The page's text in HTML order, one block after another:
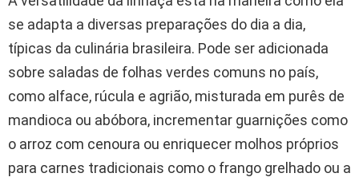
se adapta a diversas preparações do dia a dia,
típicas da culinária brasileira. Pode ser adicionada
sobre saladas de folhas verdes comuns no país,
como alface, rúcula e agrião, misturada em purês de
mandioca ou abóbora, incrementar guarnições como
o arroz com cenoura ou enriquecer molhos próprios
para carnes tradicionais como o frango grelhado ou a